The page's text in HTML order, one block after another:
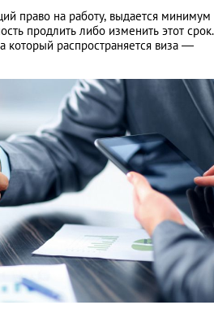
право на работу, выдается минимум
продлить либо изменить этот срок.
который распространяется виза ―